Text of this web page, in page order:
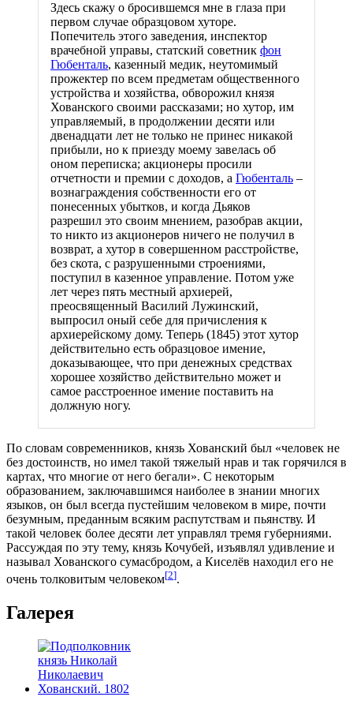
Здесь скажу о бросившемся мне в глаза при
первом случае образцовом хуторе.
Попечитель этого заведения, инспектор
врачебной управы, статский советник фон
Гюбенталь, казенный медик, неутомимый
прожектер по всем предметам общественного
устройства и хозяйства, обворожил князя
Хованского своими рассказами; но хутор, им
управляемый, в продолжении десяти или
двенадцати лет не только не принес никакой
прибыли, но к приезду моему завелась об
оном переписка; акционеры просили
отчетности и премии с доходов, а Гюбенталь –
вознаграждения собственности его от
понесенных убытков, и когда Дьяков
разрешил это своим мнением, разобрав акции,
то никто из акционеров ничего не получил в
возврат, а хутор в совершенном расстройстве,
без скота, с разрушенными строениями,
поступил в казенное управление. Потом уже
лет через пять местный архиерей,
преосвященный Василий Лужинский,
выпросил оный себе для причисления к
архиерейскому дому. Теперь (1845) этот хутор
действительно есть образцовое имение,
доказывающее, что при денежных средствах
хорошее хозяйство действительно может и
самое расстроенное имение поставить на
должную ногу.
По словам современников, князь Хованский был «человек не
без достоинств, но имел такой тяжелый нрав и так горячился в
картах, что многие от него бегали». С некоторым
образованием, заключавшимся наиболее в знании многих
языков, он был всегда пустейшим человеком в мире, почти
безумным, преданным всяким распутствам и пьянству. И
такой человек более десяти лет управлял тремя губерниями.
Рассуждая по эту тему, князь Кочубей, изъявлял удивление и
называл Хованского сумасбродом, а Киселёв находил его не
очень толковитым человеком[2].
Галерея